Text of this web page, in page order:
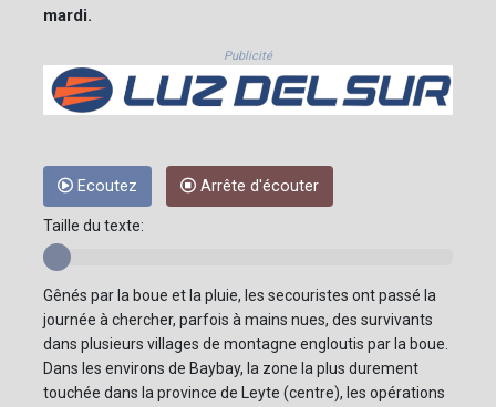
mardi.
Publicité
Ecoutez Arrête d'écouter
Taille du texte:
Gênés par la boue et la pluie, les secouristes ont passé la
journée à chercher, parfois à mains nues, des survivants
dans plusieurs villages de montagne engloutis par la boue.
Dans les environs de Baybay, la zone la plus durement
touchée dans la province de Leyte (centre), les opérations